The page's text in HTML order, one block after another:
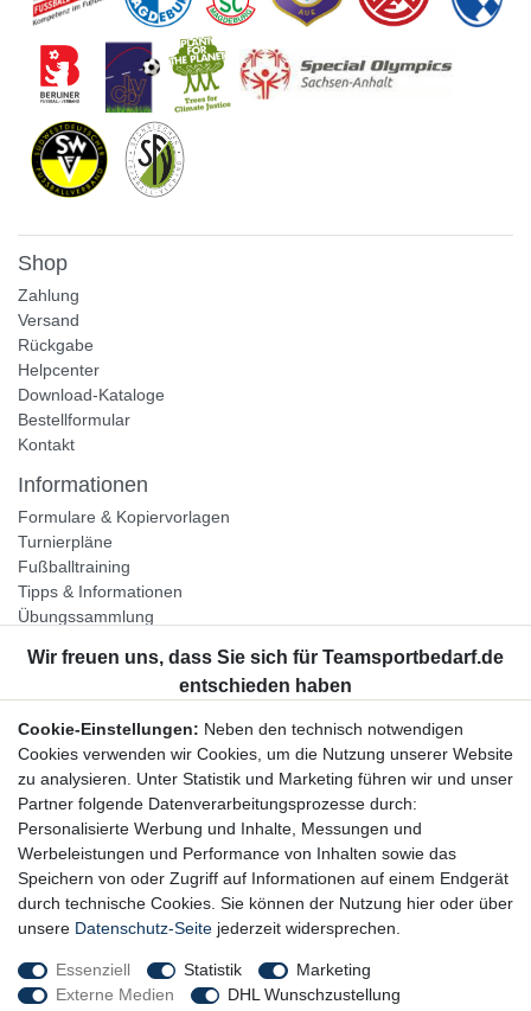
Shop
Zahlung
Versand
Rückgabe
Helpcenter
Download-Kataloge
Bestellformular
Kontakt
Informationen
Formulare & Kopiervorlagen
Turnierpläne
Fußballtraining
Tipps & Informationen
Übungssammlung
Unternehmen
Widerrufsrecht
Bestellung widerrufen
Datenschutzerklärung
AGB
Impressum
Newsletter
Newsletter-Anmeldung
Cookie-Einstellungen: Neben den technisch notwendigen
Cookies verwenden wir Cookies, um die Nutzung unserer Website
zu analysieren. Unter Statistik und Marketing führen wir und unser
Partner folgende Datenverarbeitungsprozesse durch:
Personalisierte Werbung und Inhalte, Messungen und
Werbeleistungen und Performance von Inhalten sowie das
Speichern von oder Zugriff auf Informationen auf einem Endgerät
durch technische Cookies. Sie können der Nutzung hier oder über
unsere Datenschutz-Seite jederzeit widersprechen.
Essenziell Statistik
Marketing
Externe Medien
DHL Wunschzustellung